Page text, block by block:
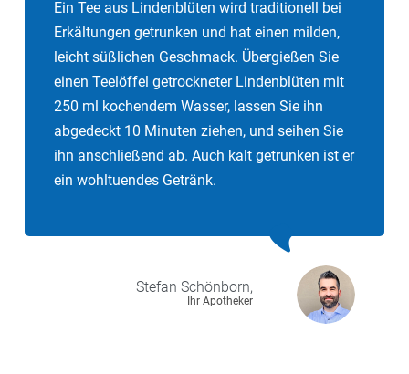
Ein Tee aus Lindenblüten wird traditionell bei
Erkältungen getrunken und hat einen milden,
leicht süßlichen Geschmack. Übergießen Sie
einen Teelöffel getrockneter Lindenblüten mit
250 ml kochendem Wasser, lassen Sie ihn
abgedeckt 10 Minuten ziehen, und seihen Sie
ihn anschließend ab. Auch kalt getrunken ist er
ein wohltuendes Getränk.
Stefan Schönborn,
Ihr Apotheker